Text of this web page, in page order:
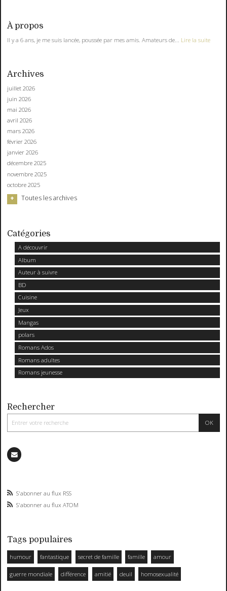
À propos
Il y a 6 ans, je me suis lancée, poussée par mes amis. Amateurs de... Lire la suite
Archives
juillet 2026
juin 2026
mai 2026
avril 2026
mars 2026
février 2026
janvier 2026
décembre 2025
novembre 2025
octobre 2025
Toutes les archives
Catégories
A découvrir
Album
Auteur à suivre
BD
Cuisine
Jeux
Mangas
polars
Romans Ados
Romans adultes
Romans jeunesse
Rechercher
S'abonner au flux RSS
S'abonner au flux ATOM
Tags populaires
humour fantastique secret de famille famille amour
guerre mondiale différence amitié deuil homosexualité